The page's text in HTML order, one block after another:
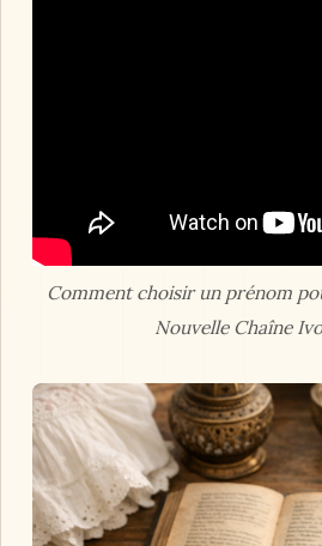
Comment choisir un prénom
Nouvelle Chaîne